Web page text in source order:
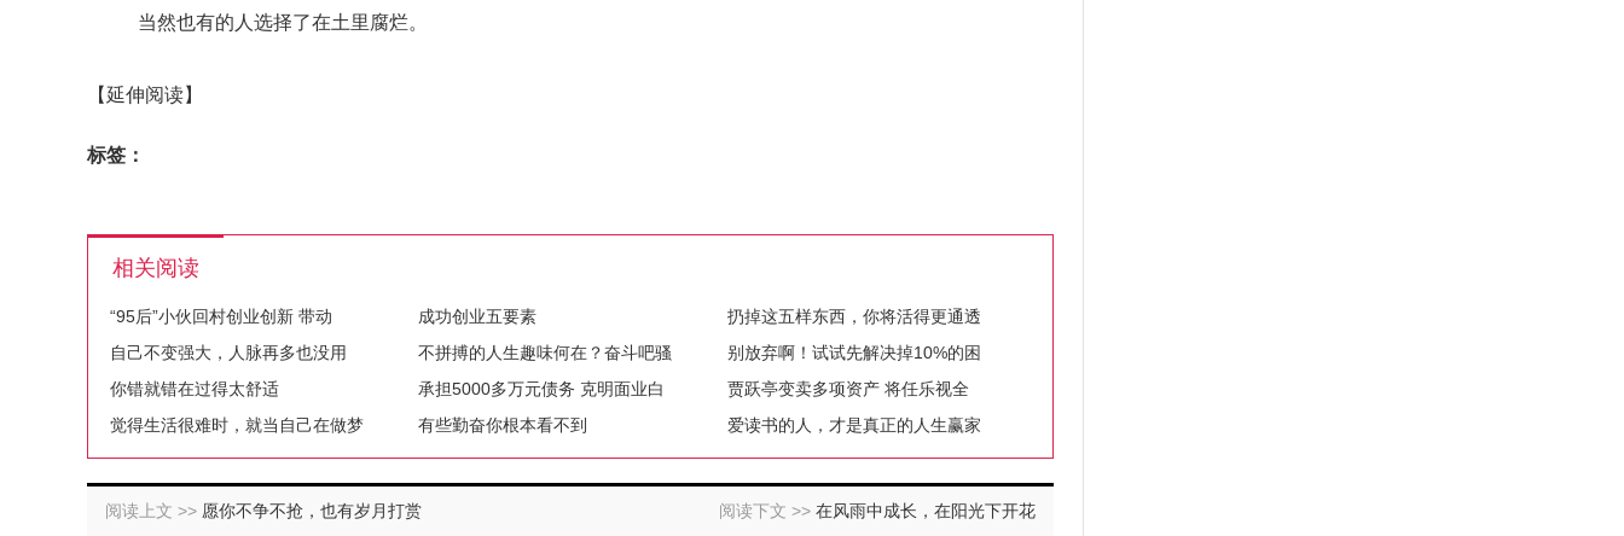
当然也有的人选择了在土里腐烂。
【延伸阅读】
标签：
相关阅读
“95后”小伙回村创业创新 带动 成功创业五要素
扔掉这五样东西，你将活得更通透
自己不变强大，人脉再多也没用
不拼搏的人生趣味何在？奋斗吧骚
别放弃啊！试试先解决掉10%的困
你错就错在过得太舒适
承担5000多万元债务 克明面业白
贾跃亭变卖多项资产 将任乐视全
觉得生活很难时，就当自己在做梦
有些勤奋你根本看不到 爱读书的人，才是真正的人生赢家
阅读上文 >> 愿你不争不抢，也有岁月打赏 阅读下文 >> 在风雨中成长，在阳光下开花